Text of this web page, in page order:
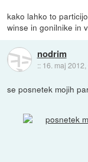
kako lahko to
winse in gonilnike in
nodrim
:: 16. maj
se posnetek mojih